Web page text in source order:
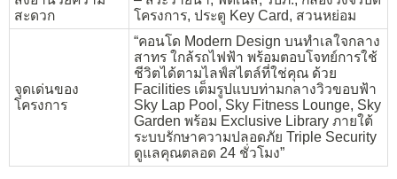
สะดวก
โครงการ, ประตู Key Card, สวนหย่อม
จุดเด่นของ
โครงการ
“คอนโด Modern Design บนทำเลใจกลาง
สาทร ใกล้รถไฟฟ้า พร้อมตอบโจทย์การใช้
ชีวิตได้ตามไลฟ์สไตล์ที่ใช่คุณ ด้วย
Facilities เต็มรูปแบบท่ามกลางวิวขอบฟ้า
Sky Lap Pool, Sky Fitness Lounge, Sky
Garden พร้อม Exclusive Library ภายใต้
ระบบรักษาความปลอดภัย Triple Security
ดูแลคุณตลอด 24 ชั่วโมง”